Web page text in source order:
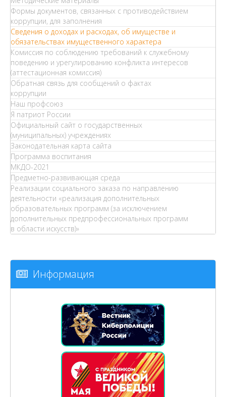
Формы документов, связанных с противодействием
коррупции, для заполнения
Сведения о доходах и расходах, об имуществе и
обязательствах имущественного характера
Комиссия по соблюдению требований к служебному
поведению и урегулированию конфликта интересов
(аттестационная комиссия)
Обратная связь для сообщений о фактах
коррупции
Наш профсоюз
Я патриот России
Официальный сайт о государственных
(муниципальных) учреждениях
Законодательная карта сайта
Программа воспитания
МКДО-2021
Предметно-развивающая среда
Реализации социального заказа по направлению
деятельности «реализация дополнительных
образовательных программ (за исключением
дополнительных предпрофессиональных программ
в области искусств)»
Информация